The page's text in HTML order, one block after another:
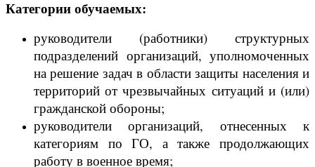
Категории обучаемых:
руководители (работники) структурных
подразделений организаций, уполномоченных
на решение задач в области защиты населения и
территорий от чрезвычайных ситуаций и (или)
гражданской обороны;
руководители организаций, отнесенных к
категориям по ГО, а также продолжающих
работу в военное время;